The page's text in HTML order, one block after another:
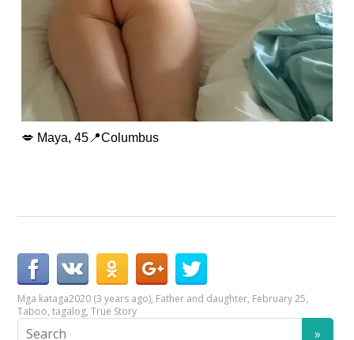
💋 Maya, 45📍Columbus
Mga kataga2020 (3 years ago), Father and daughter, February 25,
Taboo,tagalog,True Story